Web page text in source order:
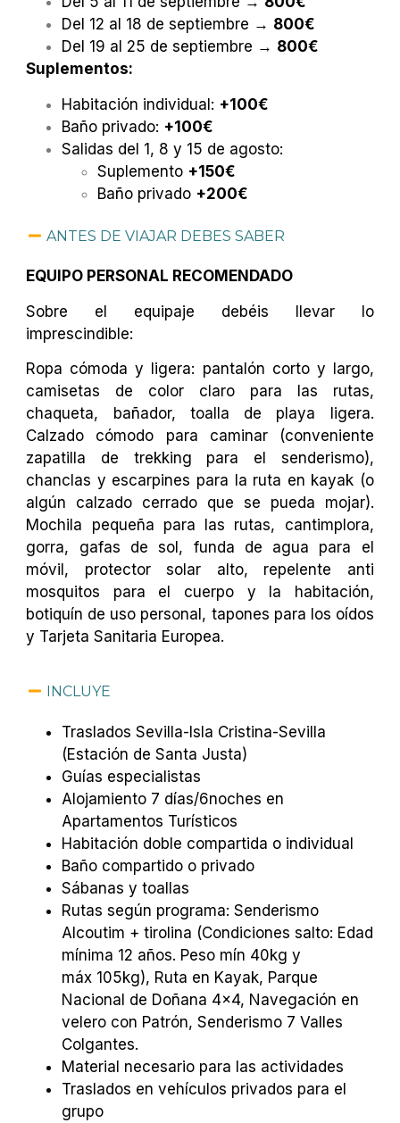
Del 12 al 18 de septiembre → 800€
Del 19 al 25 de septiembre → 800€
Suplementos:
Habitación individual: +100€
Baño privado: +100€
Salidas del 1, 8 y 15 de agosto:
Suplemento +150€
Baño privado +200€
ANTES DE VIAJAR DEBES SABER
EQUIPO PERSONAL RECOMENDADO
Sobre el equipaje debéis llevar lo
imprescindible:
Ropa cómoda y ligera: pantalón corto y largo,
camisetas de color claro para las rutas,
chaqueta, bañador, toalla de playa ligera.
Calzado cómodo para caminar (conveniente
zapatilla de trekking para el senderismo),
chanclas y escarpines para la ruta en kayak (o
algún calzado cerrado que se pueda mojar).
Mochila pequeña para las rutas, cantimplora,
gorra, gafas de sol, funda de agua para el
móvil, protector solar alto, repelente anti
mosquitos para el cuerpo y la habitación,
botiquín de uso personal, tapones para los oídos
y Tarjeta Sanitaria Europea.
INCLUYE
Traslados Sevilla-Isla Cristina-Sevilla
(Estación de Santa Justa)
Guías especialistas
Alojamiento 7 días/6noches en
Apartamentos Turísticos
Habitación doble compartida o individual
Baño compartido o privado
Sábanas y toallas
Rutas según programa: Senderismo
Alcoutim + tirolina (Condiciones salto: Edad
mínima 12 años. Peso mín 40kg y
máx 105kg), Ruta en Kayak, Parque
Nacional de Doñana 4×4, Navegación en
velero con Patrón, Senderismo 7 Valles
Colgantes.
Material necesario para las actividades
Traslados en vehículos privados para el
grupo